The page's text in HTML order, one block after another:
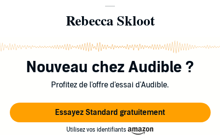
Rebecca Skloot
Nouveau chez Audible ?
Profitez de l'offre d'essai d'Audible.
Essayez Standard gratuitement
Utilisez vos identifiants